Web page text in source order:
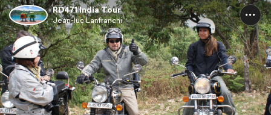
RD471 India Tour
Jean-luc Lanfranchi